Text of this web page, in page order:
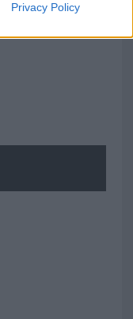
Privacy Policy